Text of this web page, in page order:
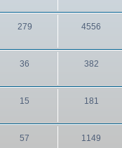
279 4556
36 382
15 181
57 1149